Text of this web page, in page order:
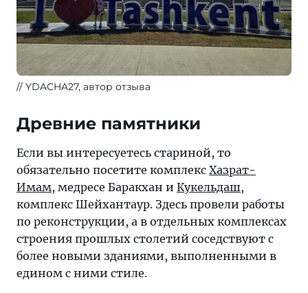
YDACHA27, автор отзыва
Древние памятники
Если вы интересуетесь стариной, то
обязательно посетите комплекс Хазрат-
Имам, медресе Баракхан и Кукельдаш,
комплекс Шейхантаур. Здесь провели работы
по реконструкции, а в отдельных комплексах
строения прошлых столетий соседствуют с
более новыми зданиями, выполненными в
едином с ними стиле.